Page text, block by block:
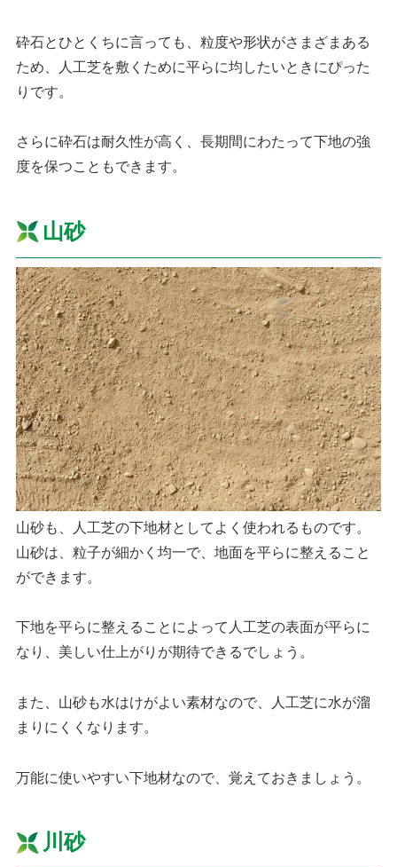
砕石とひとくちに言っても、粒度や形状がさまざまある
ため、人工芝を敷くために平らに均したいときにぴった
りです。
さらに砕石は耐久性が高く、長期間にわたって下地の強
度を保つこともできます。
山砂
山砂も、人工芝の下地材としてよく使われるものです。
山砂は、粒子が細かく均一で、地面を平らに整えること
ができます。
下地を平らに整えることによって人工芝の表面が平らに
なり、美しい仕上がりが期待できるでしょう。
また、山砂も水はけがよい素材なので、人工芝に水が溜
まりにくくなります。
万能に使いやすい下地材なので、覚えておきましょう。
川砂